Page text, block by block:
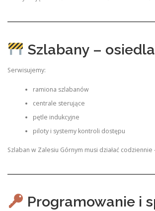
Szlabany –
Serwisujemy:
ramiona szlabanów
centrale sterujące
pętle indukcyjne
piloty i systemy kontroli dostępu
Szlaban w Zalesiu Górnym musi działać
Programowanie i